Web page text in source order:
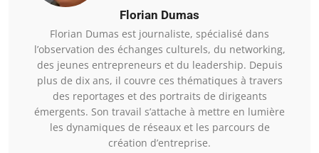
Florian Dumas
Florian Dumas est journaliste, spécialisé dans
l’observation des échanges culturels, du networking,
des jeunes entrepreneurs et du leadership. Depuis
plus de dix ans, il couvre ces thématiques à travers
des reportages et des portraits de dirigeants
émergents. Son travail s’attache à mettre en lumière
les dynamiques de réseaux et les parcours de
création d’entreprise.